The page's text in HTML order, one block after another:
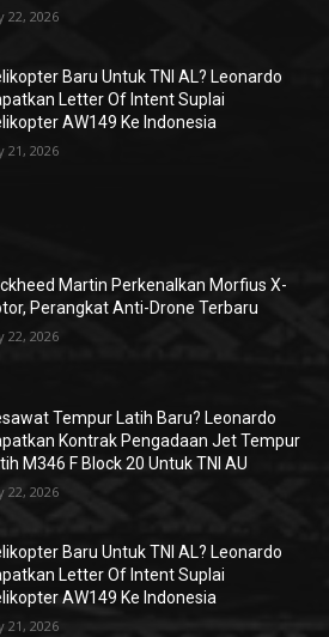
22, 2026
Baru Untuk TNI AL? Leonardo
Letter Of Intent Suplai
AW149 Ke Indonesia
21, 2026
Martin Perkenalkan Morfius X-
Perangkat Anti-Drone Terbaru
22, 2026
Tempur Latih Baru? Leonardo
Kontrak Pengadaan Jet Tempur
M346 F Block 20 Untuk TNI AU
22, 2026
Baru Untuk TNI AL? Leonardo
Letter Of Intent Suplai
AW149 Ke Indonesia
21, 2026